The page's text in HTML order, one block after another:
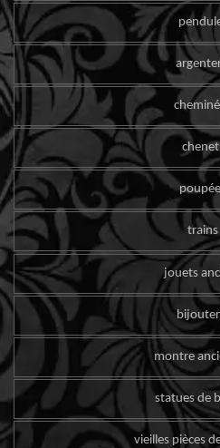
trains
jouets
montre
statues de
vieilles pièces